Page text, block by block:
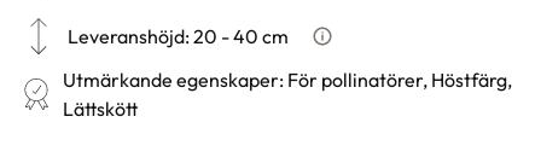
Leveranshöjd:20 - 40 cm Hur vi mäter leveranshöjd på
Utmärkande egenskaper: För pollinatörer, Höstfärg,
Lättskött